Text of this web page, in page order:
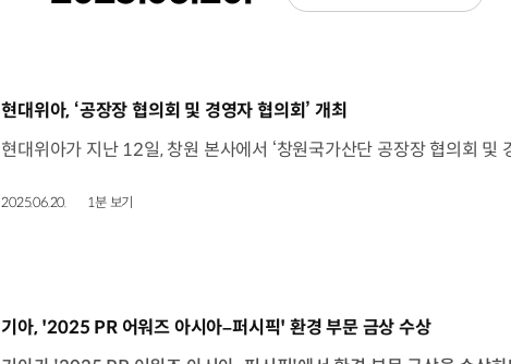
[동영상]
현대위아, ‘공장장 협의회 및 경영자 협의회’ 개최
2025.06.20. 1분 보기
[동영상]
기아, '2025 PR 어워즈 아시아–퍼시픽' 환경 부문 금상 수상